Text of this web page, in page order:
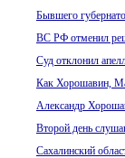
Бывшего
ВС РФ отменил
Суд отклонил
Как Хорошавин,
Александр
Второй день
Сахалинский